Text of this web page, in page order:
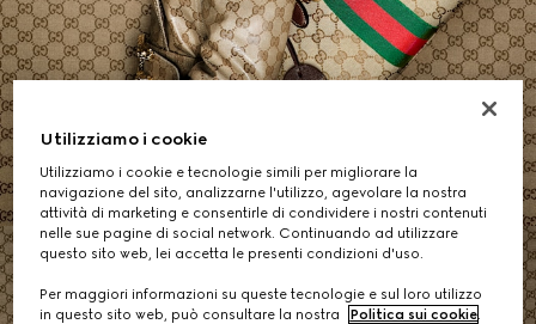
Utilizziamo i cookie
Utilizziamo i cookie e tecnologie simili per migliorare la
navigazione del sito, analizzarne l'utilizzo, agevolare la nostra
attività di marketing e consentirle di condividere i nostri contenuti
nelle sue pagine di social network. Continuando ad utilizzare
questo sito web, lei accetta le presenti condizioni d'uso.
Per maggiori informazioni su queste tecnologie e sul loro utilizzo
in questo sito web, può consultare la nostra
Politica sui cookie